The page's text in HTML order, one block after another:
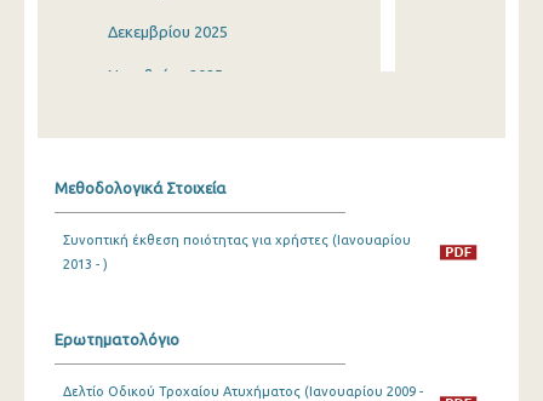
Δεκεμβρίου 2025
Νοεμβρίου 2025
Ιουλίου 2025
Μαΐου 2025
Μεθοδολογικά Στοιχεία
Συνοπτική έκθεση ποιότητας για χρήστες (Ιανουαρίου
2013 - )
Ερωτηματολόγιο
Δελτίο Οδικού Τροχαίου Ατυχήματος (Ιανουαρίου 2009 -